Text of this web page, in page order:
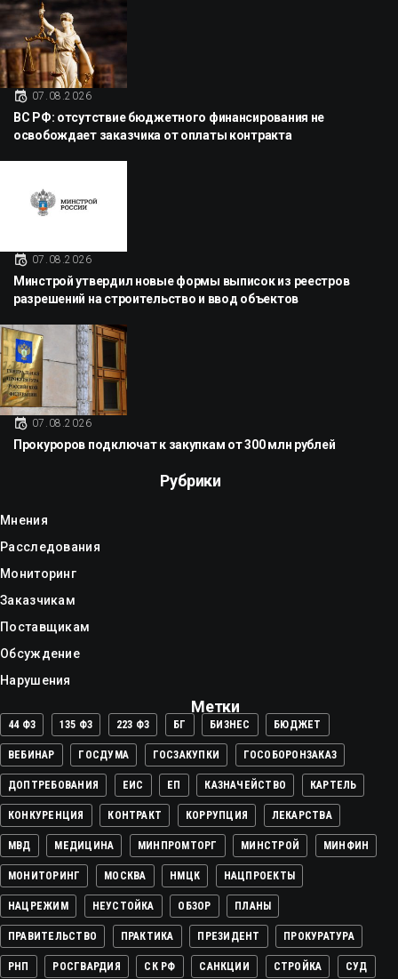
07.08.2026
ВС РФ: отсутствие бюджетного финансирования не
освобождает заказчика от оплаты контракта
07.08.2026
Минстрой утвердил новые формы выписок из реестров
разрешений на строительство и ввод объектов
07.08.2026
Прокуроров подключат к закупкам от 300 млн рублей
Рубрики
Мнения
Расследования
Мониторинг
Заказчикам
Поставщикам
Обсуждение
Нарушения
Метки
44 ФЗ 135 ФЗ 223 ФЗ БГ БИЗНЕС БЮДЖЕТ
ВЕБИНАР ГОСДУМА ГОСЗАКУПКИ ГОСОБОРОНЗАКАЗ
ДОПТРЕБОВАНИЯ ЕИС ЕП КАЗНАЧЕЙСТВО КАРТЕЛЬ
КОНКУРЕНЦИЯ КОНТРАКТ КОРРУПЦИЯ ЛЕКАРСТВА
МВД МЕДИЦИНА МИНПРОМТОРГ МИНСТРОЙ МИНФИН
МОНИТОРИНГ МОСКВА НМЦК НАЦПРОЕКТЫ
НАЦРЕЖИМ НЕУСТОЙКА ОБЗОР ПЛАНЫ
ПРАВИТЕЛЬСТВО ПРАКТИКА ПРЕЗИДЕНТ ПРОКУРАТУРА
РНП РОСГВАРДИЯ СК РФ САНКЦИИ СТРОЙКА СУД